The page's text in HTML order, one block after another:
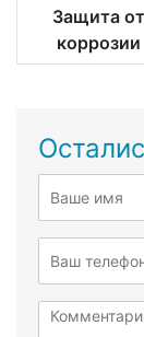
Защита от
коррозии